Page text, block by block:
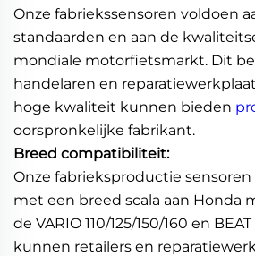
Onze fabriekssensoren voldoen
standaarden en aan de
mondiale motorfietsmarkt. Dit
handelaren en
hoge kwaliteit kunnen bieden
oorspronkelijke fabrikant.
Breed compatibiliteit:
Onze fabrieksproductie
met een breed scala aan Honda
de VARIO 110/125/150/160 en
kunnen retailers en